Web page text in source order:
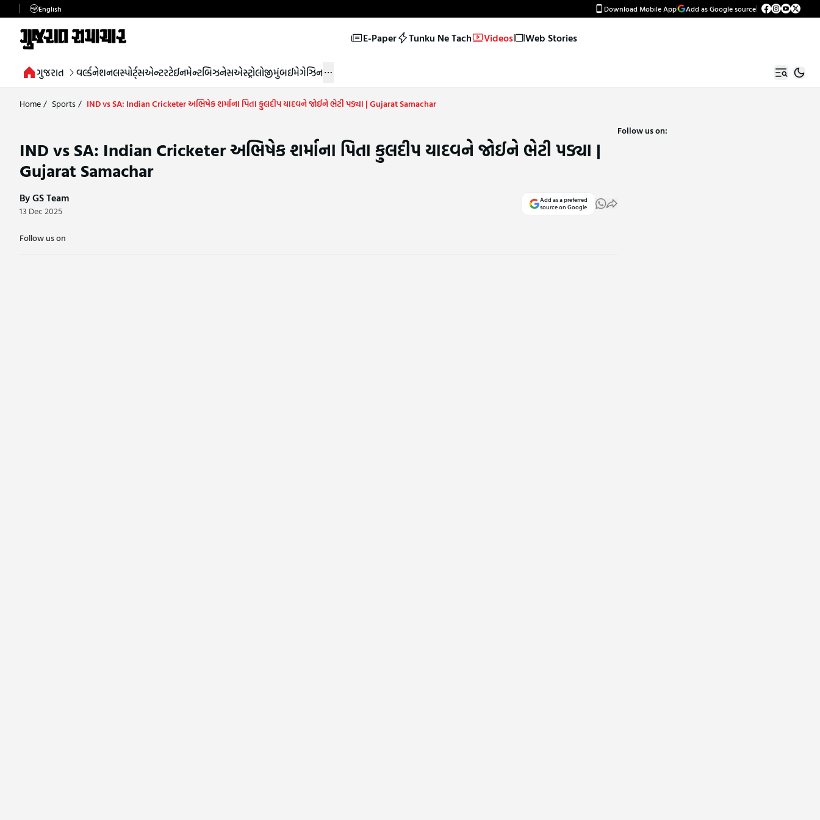
English Download Mobile App Add as Google source
E-Paper Tunku Ne Tach Videos Web Stories
ગુજરાત વર્લ્ડનેશનલસ્પોર્ટ્સએન્ટરટેઈનમેન્ટબિઝનેસએસ્ટ્રોલોજીમુંબઈમેગેઝિન
Home/ Sports/ IND vs SA: Indian Cricketer અભિષેક શર્માના પિતા કુલદીપ યાદવને જોઈને ભેટી પડ્યા | Gujarat Samachar
IND vs SA: Indian Cricketer અભિષેક શર્માના પિતા કુલદીપ યાદવને જોઈને ભેટી પડ્યા |
Gujarat Samachar
By GS Team
13 Dec 2025
Add as a preferred
source on Google
Follow us on
Follow us on: